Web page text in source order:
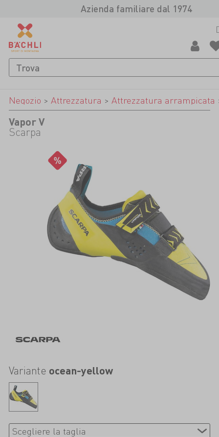
Azienda familiare dal 1974
Negozio > Attrezzatura > Attrezzatura arrampicata
Vapor V
Scarpa
Variante ocean-yellow